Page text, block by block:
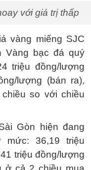
với giá trị thấp
vàng miếng SJC
Vàng bạc đá quý
triệu đồng/lượng
lượng (bán ra),
so với chiều
Gòn hiện đang
mức: 36,19 triệu
triệu đồng/lượng